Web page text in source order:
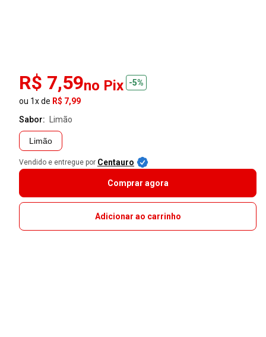
R$ 7,59no Pix
-5%
ou 1x de R$ 7,99
Sabor:
limão
Limão
Vendido e entregue por Centauro
Comprar agora
Adicionar ao carrinho